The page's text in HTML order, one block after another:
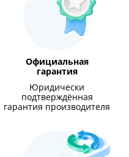
Официальная
гарантия
Юридически
подтверждённая
гарантия производителя